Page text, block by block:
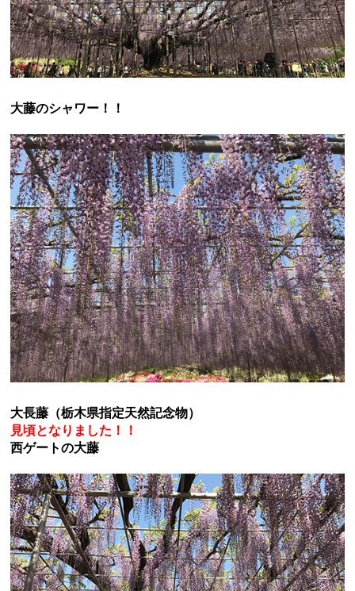
大藤のシャワー！！
大長藤（栃木県指定天然記念物）
見頃となりました！！
西ゲートの大藤